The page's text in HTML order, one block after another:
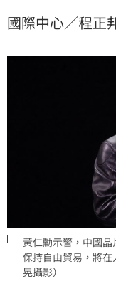
國際中心／程正
黃仁勳示警，中國
保持自由貿易，將
晃攝影）